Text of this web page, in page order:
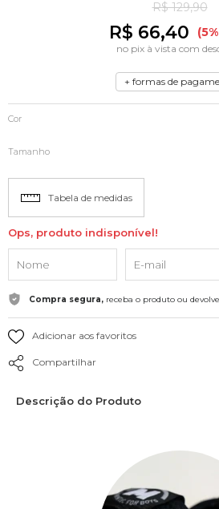
R$ 129,90
R$ 66,40
no pix à vista com
+ formas de
Cor
Tamanho
Tabela de medidas
Ops, produto indisponível!
Compra segura, receba o produto ou
Adicionar aos favoritos
Compartilhar
Descrição do Produto